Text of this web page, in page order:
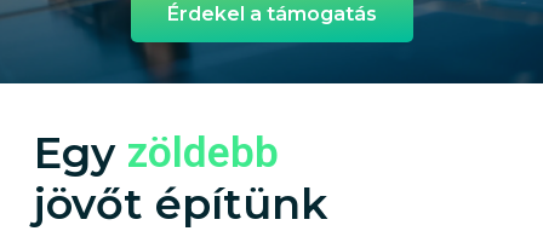
Érdekel a támogatás
Egy okosabb
jövőt építünk